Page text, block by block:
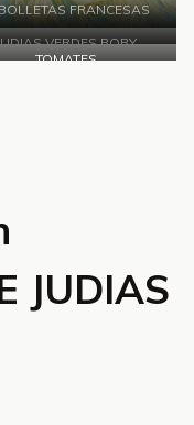
FRANCESAS
VERDES BOBY
TOMATES
JUDIAS